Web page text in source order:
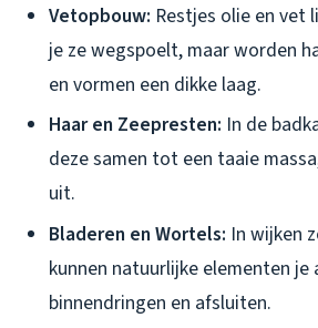
Vetopbouw: Restjes olie en vet
je ze wegspoelt, maar worden
en vormen een dikke laag.
Haar en Zeepresten: In de
deze samen tot een taaie
uit.
Bladeren en Wortels: In wijken
kunnen natuurlijke elementen je
binnendringen en afsluiten.